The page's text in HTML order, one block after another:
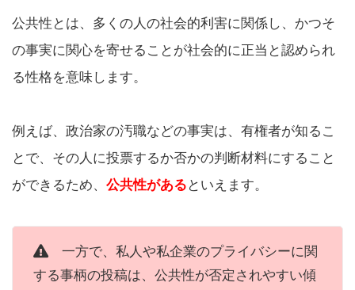
公共性とは、多くの人の社会的利害に関係し、かつそ
の事実に関心を寄せることが社会的に正当と認められ
る性格を意味します。
例えば、政治家の汚職などの事実は、有権者が知るこ
とで、その人に投票するか否かの判断材料にすること
ができるため、 公共性がある といえます。
一方で、私人や私企業のプライバシーに関
する事柄の投稿は、公共性が否定されやすい傾